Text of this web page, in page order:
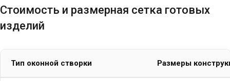
Стоимость и размерная сетка готовых
изделий
Тип оконной створки Размеры